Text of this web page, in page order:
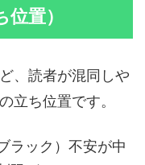
位置）
、読者が混同しや
立ち位置です。
ラック）不安が中